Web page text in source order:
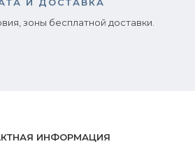
И ДОСТАВКА
зоны бесплатной доставки.
ИНФОРМАЦИЯ